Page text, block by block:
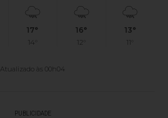
17°
14°
16°
12°
13°
11°
Atualizado às 00h04
PUBLICIDADE